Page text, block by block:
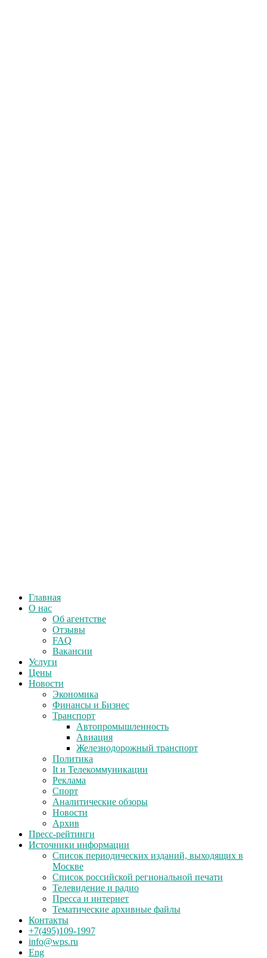
Главная
О нас
Об агентстве
Отзывы
FAQ
Вакансии
Услуги
Цены
Новости
Экономика
Финансы и Бизнес
Транспорт
Автопромышленность
Авиация
Железнодорожный транспорт
Политика
It и Телекоммуникации
Реклама
Спорт
Аналитические обзоры
Новости
Архив
Пресс-рейтинги
Источники информации
Список периодических изданий, выходящих в
Москве
Список российской региональной печати
Телевидение и радио
Пресса и интернет
Тематические архивные файлы
Контакты
+7(495)109-1997
info@wps.ru
Eng